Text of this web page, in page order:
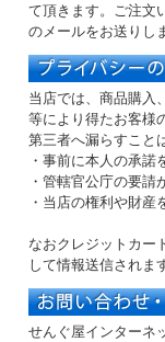
て頂きます。ご注文
のメールをお送りし
当店では、商品購入
等により得たお客様
第三者へ漏らすこと
・事前に本人の承諾
・管轄官公庁の要請
・当店の権利や財産
なおクレジットカー
して情報送信されま
せんぐ屋インターネ